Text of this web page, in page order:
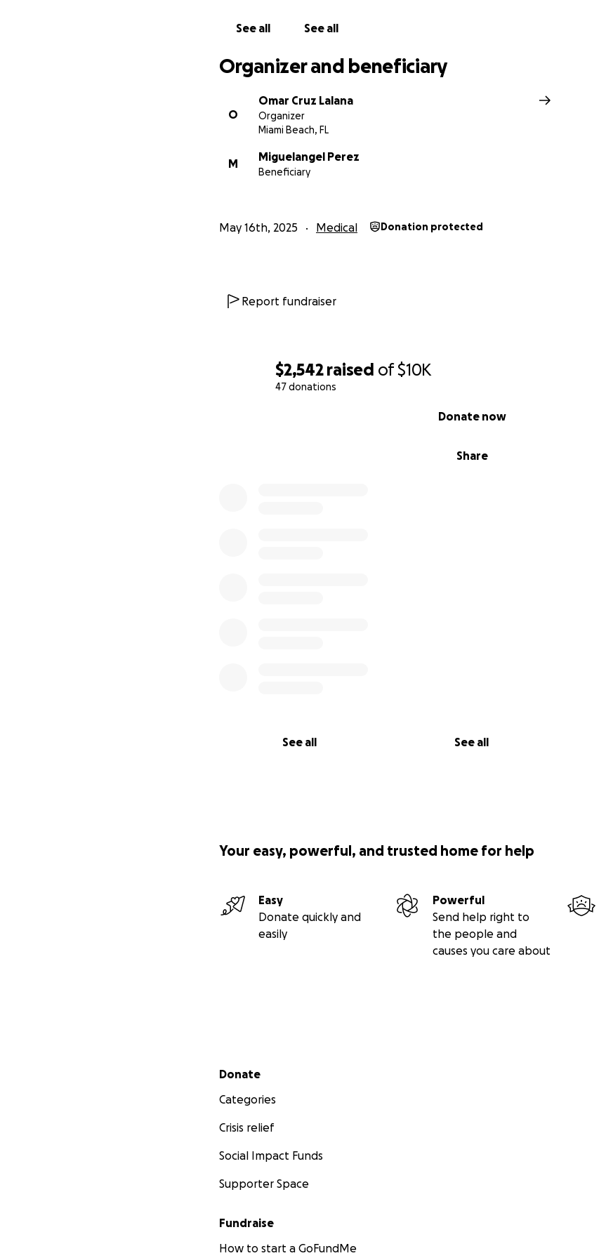
$2,542 raised of$10K
47 donations
Share
Donate now
See all See all
See all See all
Organizer and beneficiary
O
Omar Cruz Lalana
Organizer
Miami Beach, FL
M
Miguelangel Perez
Beneficiary
May 16th, 2025 Medical Donation protected
Report fundraiser
Your easy, powerful, and trusted home for help
Easy
Donate quickly and
easily
Powerful
Send help right to
the people and
causes you care about
Secondary menu
Donate
Categories
Crisis relief
Social Impact Funds
Supporter Space
Fundraise
How to start a GoFundMe